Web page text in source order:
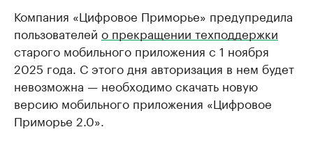
Компания «Цифровое Приморье» предупредила
пользователей о прекращении техподдержки
старого мобильного приложения с 1 ноября
2025 года. С этого дня авторизация в нем будет
невозможна — необходимо скачать новую
версию мобильного приложения «Цифровое
Приморье 2.0».